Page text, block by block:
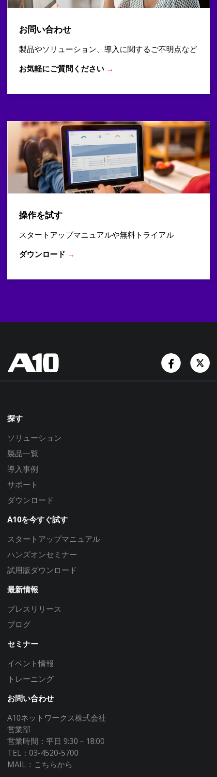
お問い合わせ
製品やソリューション、導入に関するご不明点など
お気軽にご質問ください →
操作を試す
スタートアップマニュアルや無料トライアル
ダウンロード →
探す
ソリューション
製品一覧
導入事例
サポート
ダウンロード
A10を今すぐ試す
スタートアップマニュアル
ハンズオンセミナー
試用版ダウンロード
最新情報
プレスリリース
ブログ
セミナー
イベント情報
トレーニング
お問い合わせ
A10ネットワークス株式会社
営業部
営業時間：平日 9:30－18:00
TEL：03-4520-5700
MAIL： こちらから